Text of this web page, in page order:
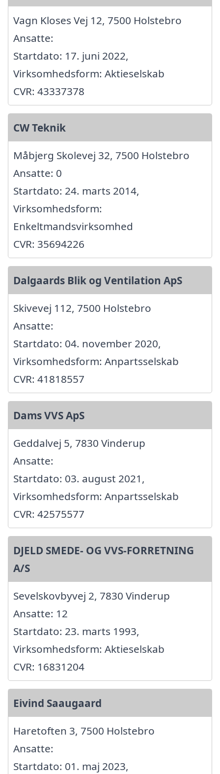
Vagn Kloses Vej 12, 7500 Holstebro
Ansatte:
Startdato: 17. juni 2022,
Virksomhedsform: Aktieselskab
CVR: 43337378
CW Teknik
Måbjerg Skolevej 32, 7500 Holstebro
Ansatte: 0
Startdato: 24. marts 2014,
Virksomhedsform:
Enkeltmandsvirksomhed
CVR: 35694226
Dalgaards Blik og Ventilation ApS
Skivevej 112, 7500 Holstebro
Ansatte:
Startdato: 04. november 2020,
Virksomhedsform: Anpartsselskab
CVR: 41818557
Dams VVS ApS
Geddalvej 5, 7830 Vinderup
Ansatte:
Startdato: 03. august 2021,
Virksomhedsform: Anpartsselskab
CVR: 42575577
DJELD SMEDE- OG VVS-FORRETNING
A/S
Sevelskovbyvej 2, 7830 Vinderup
Ansatte: 12
Startdato: 23. marts 1993,
Virksomhedsform: Aktieselskab
CVR: 16831204
Eivind Saaugaard
Haretoften 3, 7500 Holstebro
Ansatte:
Startdato: 01. maj 2023,